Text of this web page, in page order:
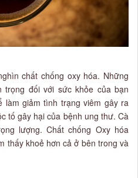
chất chống oxy hóa. Những
trọng đối với sức khỏe của bạn
làm giảm tình trạng viêm gây ra
tố gây hại của bệnh ung thư. Cà
lượng. Chất chống Oxy hóa
thấy khoẻ hơn cả ở bên trong và